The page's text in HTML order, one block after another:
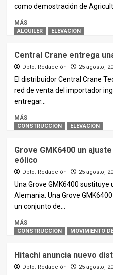
como demostración de
MÁS
ALQUILER ELEVACIÓN
Central Crane entrega
Dpto. Redacción 25 agosto,
El distribuidor Central Crane
red de venta del importador
entregar...
MÁS
CONSTRUCCIÓN ELEVACIÓN
Grove GMK6400 un
eólico
Dpto. Redacción 25 agosto,
Una Grove GMK6400
Alemania. Una Grove
un conjunto de...
MÁS
CONSTRUCCIÓN MOVIMIENTO
Hitachi anuncia nuevo
Dpto. Redacción 25 agosto,